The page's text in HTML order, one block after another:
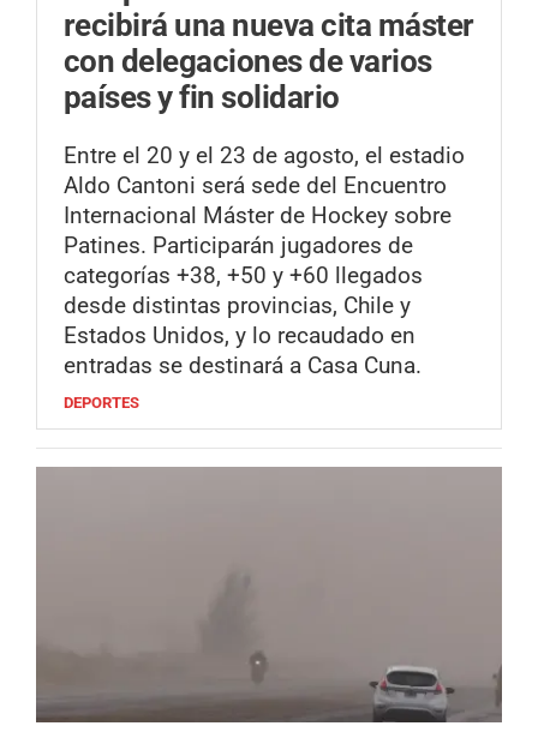
recibirá una nueva cita máster
con delegaciones de varios
países y fin solidario
Entre el 20 y el 23 de agosto, el estadio
Aldo Cantoni será sede del Encuentro
Internacional Máster de Hockey sobre
Patines. Participarán jugadores de
categorías +38, +50 y +60 llegados
desde distintas provincias, Chile y
Estados Unidos, y lo recaudado en
entradas se destinará a Casa Cuna.
DEPORTES